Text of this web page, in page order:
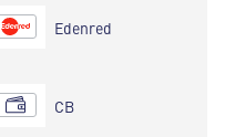
Edenred
CB